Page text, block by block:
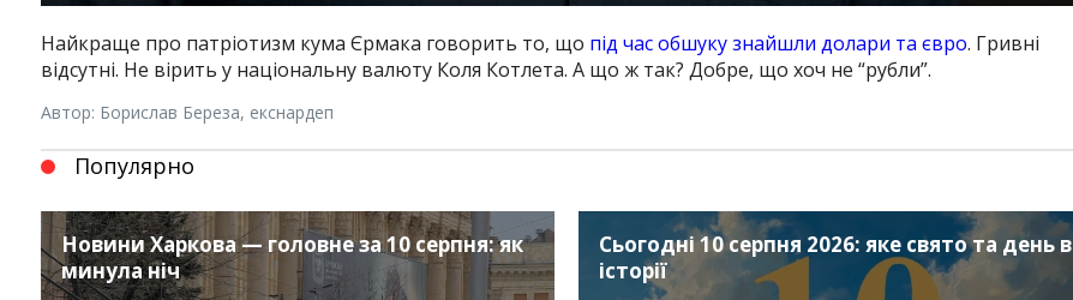
Найкраще про патріотизм кума Єрмака говорить то, що під час обшуку знайшли долари та євро. Гривні
відсутні. Не вірить у національну валюту Коля Котлета. А що ж так? Добре, що хоч не “рубли”.
Автор: Борислав Береза, екснардеп
Популярно
Новини Харкова — головне за 10 серпня: як
минула ніч
Сьогодні 10 серпня 2026: яке свято та день в
історії